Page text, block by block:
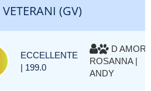
(GV)
ECCELLENTE
| 199.0
D
ROSANNA |
ANDY